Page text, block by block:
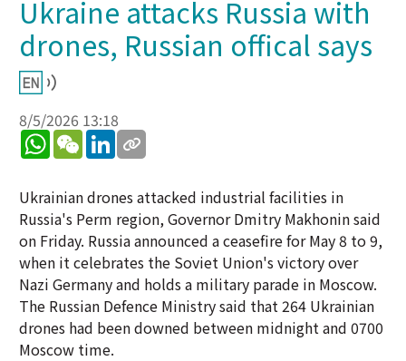
Ukraine attacks Russia with
drones, Russian offical says
8/5/2026 13:18
WhatsApp
WeChatLinkedIn
Ukrainian drones attacked industrial facilities in
Russia's Perm region, Governor Dmitry Makhonin said
on Friday. Russia announced a ceasefire for May 8 to 9,
when it celebrates the Soviet Union's victory over
Nazi Germany and holds a military parade in Moscow.
The Russian Defence Ministry said that 264 Ukrainian
drones had been downed between midnight and 0700
Moscow time.